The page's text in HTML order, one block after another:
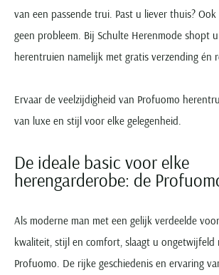
van een passende trui. Past u liever thuis?
geen probleem. Bij Schulte Herenmode shopt
herentruien namelijk met gratis verzending én
Ervaar de veelzijdigheid van Profuomo
van luxe en stijl voor elke gelegenheid.
De ideale basic voor elke
herengarderobe: de
Als moderne man met een gelijk verdeelde
kwaliteit, stijl en comfort, slaagt u ongetwijfeld
Profuomo. De rijke geschiedenis en ervaring